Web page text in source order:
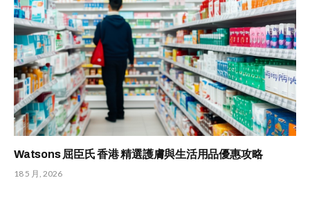
Watsons 屈臣氏 香港 精選護膚與生活用品優惠攻略
18 5 月, 2026